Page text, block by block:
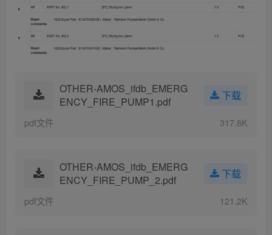
OTHER-AMOS_ifdb_EMERG
ENCY_FIRE_PUMP1.pdf
下载
pdf文件 317.8K
OTHER-AMOS_ifdb_EMERG
ENCY_FIRE_PUMP_2.pdf
下载
pdf文件 121.2K